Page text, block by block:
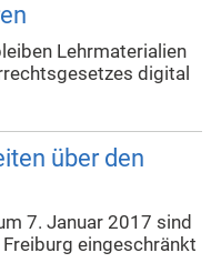
Lehrmaterialien
digital
über den
7. Januar 2017 sind
eingeschränkt